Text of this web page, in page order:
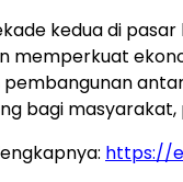
kedua di pasar
memperkuat
pembangunan
bagi
https://